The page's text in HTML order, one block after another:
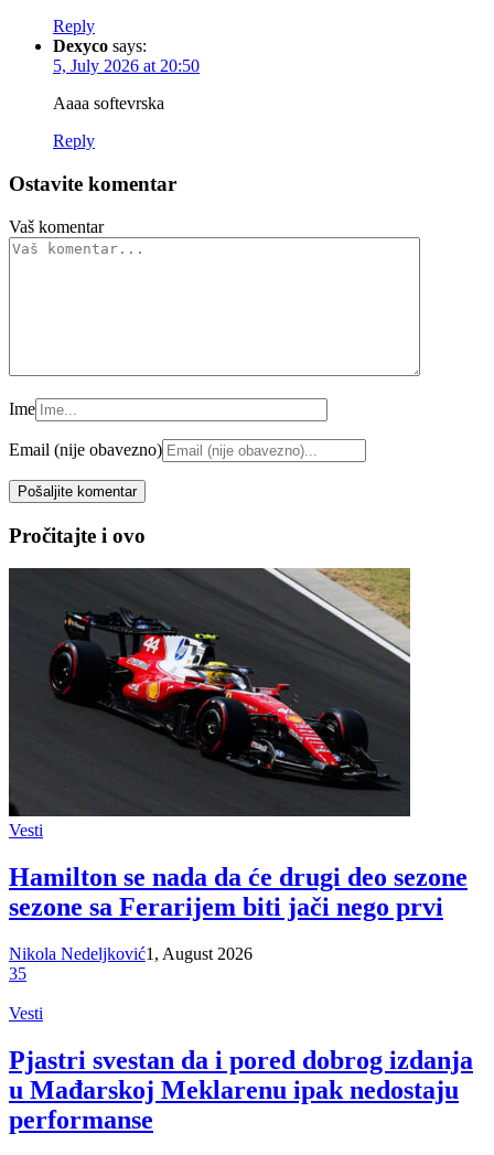
Reply
Dexyco says:
5, July 2026 at 20:50
Aaaa softevrska
Reply
Ostavite komentar
Vaš komentar
Ime
Email (nije obavezno)
Pročitajte i ovo
Vesti
Hamilton se nada da će drugi deo sezone
sezone sa Ferarijem biti jači nego prvi
Nikola Nedeljković1, August 2026
35
Vesti
Pjastri svestan da i pored dobrog izdanja
u Mađarskoj Meklarenu ipak nedostaju
performanse